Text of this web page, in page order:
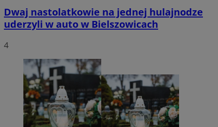
Dwaj nastolatkowie na jednej hulajnodze
uderzyli w auto w Bielszowicach
4